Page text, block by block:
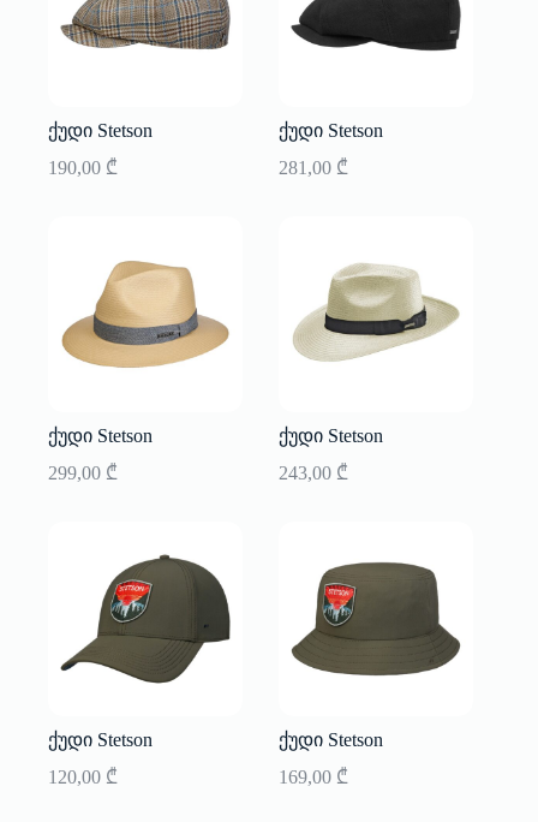
ქუდი Stetson
190,00 ₾
ქუდი Stetson
281,00 ₾
ქუდი Stetson
299,00 ₾
ქუდი Stetson
243,00 ₾
ქუდი Stetson
120,00 ₾
ქუდი Stetson
169,00 ₾